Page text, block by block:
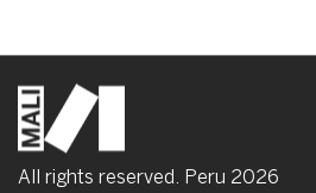
Tela impresa a mano
24 x 24 cm | 28 x 28 cm
All rights reserved. Peru 2026